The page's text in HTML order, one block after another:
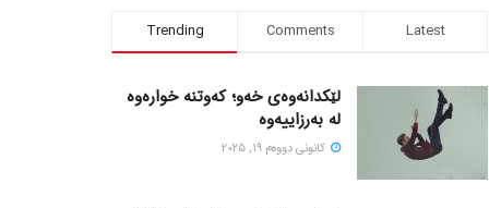
Trending Comments Latest
لێکدانەوەی خەو؛ کەوتنە خوارەوە
لە بەرزاییەوە
كانونی دووه‌م 19, 2025